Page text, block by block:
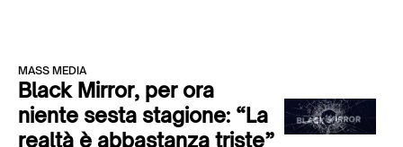
Chi siamo
MASS MEDIA
Black Mirror, per ora
niente sesta stagione: “La
realtà è abbastanza triste”